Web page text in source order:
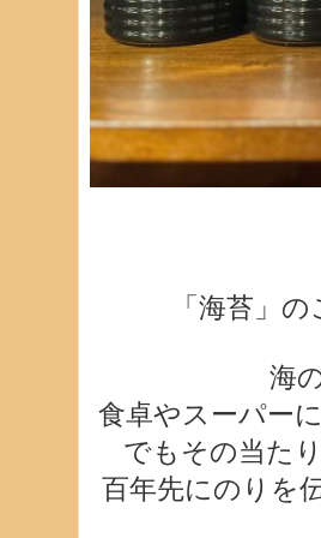
「海苔」
海
食卓やスーパー
でもその当た
百年先にのりを